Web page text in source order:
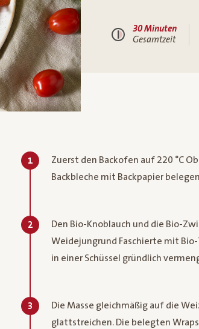
30 Minuten
Gesamtzeit
1
Zuerst den Backofen auf 220 °C
Backbleche mit Backpapier
2
Den Bio-Knoblauch und die Bio-
Weidejungrund Faschierte mit
in einer Schüssel gründlich
3
Die Masse gleichmäßig auf die
glattstreichen. Die belegten